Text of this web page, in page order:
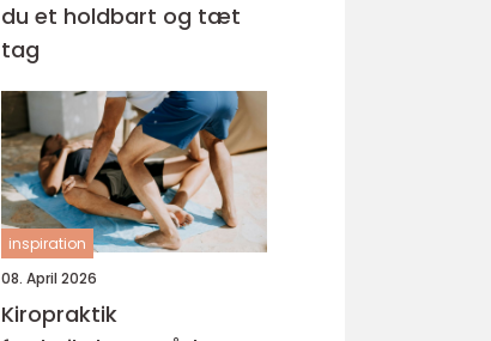
du et holdbart og tæt
tag
inspiration
08. April 2026
Kiropraktik